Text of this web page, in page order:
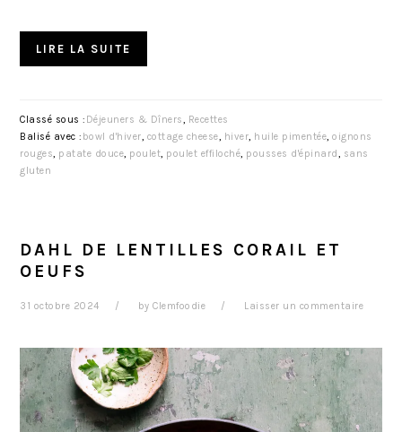
LIRE LA SUITE
Classé sous : Déjeuners & Dîners
Recettes
Balisé avec : bowl d'hiver cottage cheese hiver huile pimentée ,oignons
rouges
patate douce poulet poulet effiloché pousses d'épinard
sans
gluten
DAHL DE LENTILLES CORAIL ET
OEUFS
31 octobre 2024 byClemfoodie Laisser un commentaire